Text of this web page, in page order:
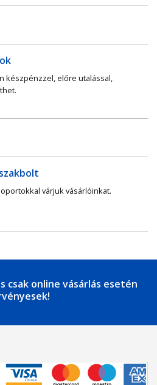
készpénzzel, előre utalással,
is fizethet.
várjuk vásárlóinkat.
csak online vásárlás esetén